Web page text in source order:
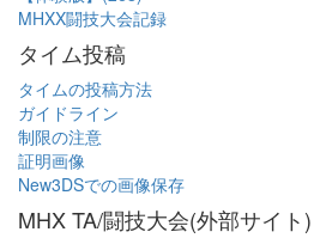
MHXX闘技大会記録
タイム投稿
タイムの投稿方法
ガイドライン
制限の注意
証明画像
New3DSでの画像保存
MHX TA/闘技大会(外部サイト)